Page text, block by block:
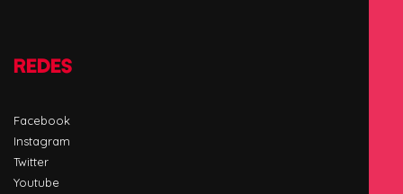
REDES
Facebook
Instagram
Twitter
Youtube